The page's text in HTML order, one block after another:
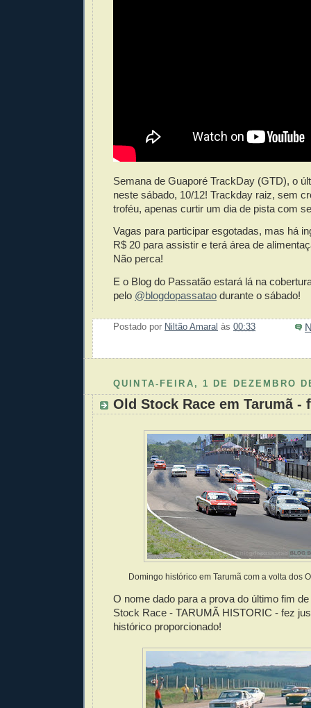
Semana de Guaporé TrackDay (GTD), o
neste sábado, 10/12! Trackday raiz, sem
troféu, apenas curtir um dia de pista com
Vagas para participar esgotadas, mas há
R$ 20 para assistir e terá área de
Não perca!
E o Blog do Passatão estará lá na
pelo @blogdopassatao durante o sábado!
Postado por Niltão Amaral às 00:33
QUINTA-FEIRA, 1 DE DEZEMBRO
Old Stock Race em Tarumã
Domingo histórico em Tarumã com a volta dos
O nome dado para a prova do último fim
Stock Race - TARUMÃ HISTORIC - fez
histórico proporcionado!